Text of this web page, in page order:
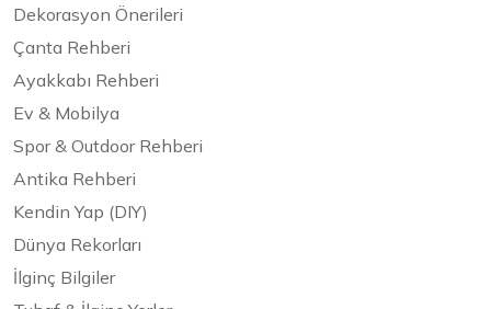
Dekorasyon Önerileri
Çanta Rehberi
Ayakkabı Rehberi
Ev & Mobilya
Spor & Outdoor Rehberi
Antika Rehberi
Kendin Yap (DIY)
Dünya Rekorları
İlginç Bilgiler